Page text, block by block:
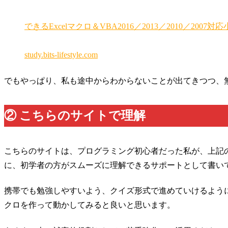
できるExcelマクロ＆VBA2016／2013／2010／2007対
study.bits-lifestyle.com
でもやっぱり、私も途中からわからないことが出てきつつ
② こちらのサイトで理解
こちらのサイトは、プログラミング初心者だった私が、上
に、初学者の方がスムーズに理解できるサポートとして書い
携帯でも勉強しやすいよう、クイズ形式で進めていけるよ
クロを作って動かしてみると良いと思います。